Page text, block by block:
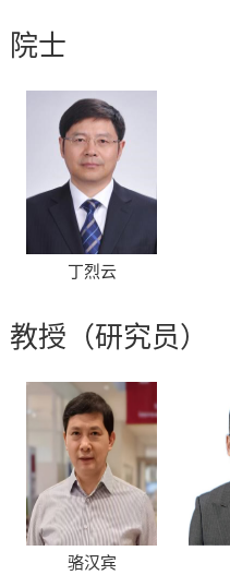
院士
丁烈云
教授（研究员）
骆汉宾